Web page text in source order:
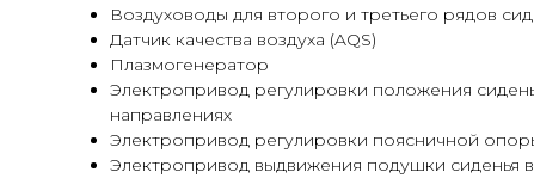
Воздуховоды для второго и третьего рядов
Датчик качества воздуха (AQS)
Плазмогенератор
Электропривод регулировки положения
направлениях
Электропривод регулировки поясничной
Электропривод выдвижения подушки сиденья